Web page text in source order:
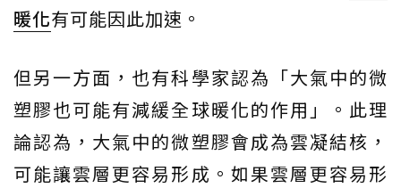
暖化有可能因此加速。
但另一方面，也有科學家認為「大氣中的微
塑膠也可能有減緩全球暖化的作用」。此理
論認為，大氣中的微塑膠會成為雲凝結核，
可能讓雲層更容易形成。如果雲層更容易形